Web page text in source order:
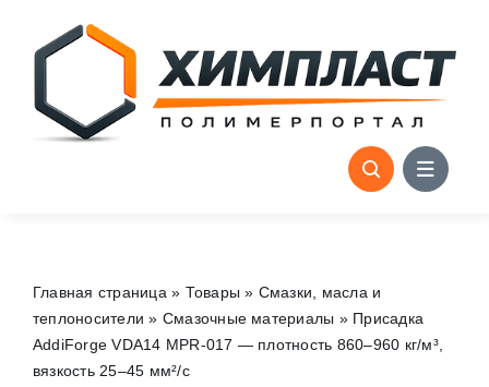
content
Главная страница » Товары » Смазки, масла и
теплоносители » Смазочные материалы » Присадка
AddiForge VDA14 MPR-017 — плотность 860–960 кг/м³,
вязкость 25–45 мм²/с